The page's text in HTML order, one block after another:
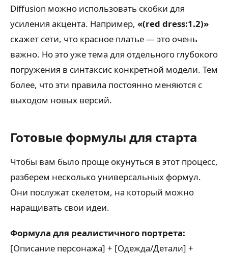
Diffusion можно использовать скобки для
усиления акцента. Например, «(red dress:1.2)»
скажет сети, что красное платье — это очень
важно. Но это уже тема для отдельного глубокого
погружения в синтаксис конкретной модели. Тем
более, что эти правила постоянно меняются с
выходом новых версий.
Готовые формулы для старта
Чтобы вам было проще окунуться в этот процесс,
разберем несколько универсальных формул.
Они послужат скелетом, на который можно
наращивать свои идеи.
Формула для реалистичного портрета:
[Описание персонажа] + [Одежда/Детали] +